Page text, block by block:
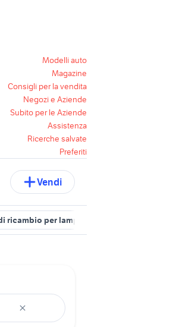
Modelli auto
Magazine
Consigli per la vendita
Negozi e Aziende
Subito per le Aziende
Assistenza
Ricerche salvate
Preferiti
Vendi
ricambio per lampadari